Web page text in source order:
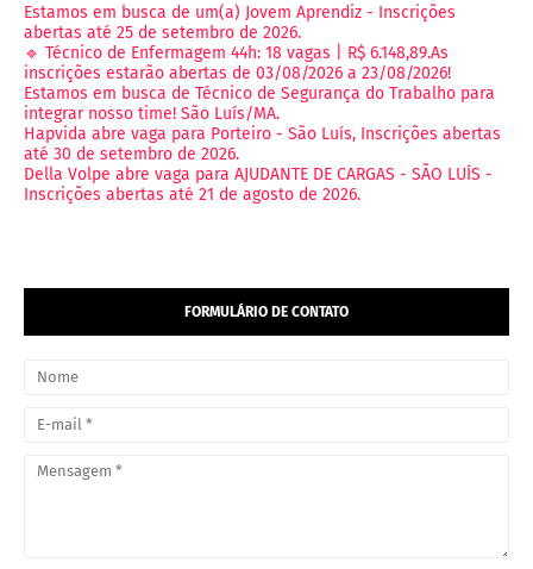
Estamos em busca de um(a) Jovem Aprendiz - Inscrições
abertas até 25 de setembro de 2026.
🔹 Técnico de Enfermagem 44h: 18 vagas | R$ 6.148,89.As
inscrições estarão abertas de 03/08/2026 a 23/08/2026!
Estamos em busca de Técnico de Segurança do Trabalho para
integrar nosso time! São Luís/MA.
Hapvida abre vaga para Porteiro - São Luís, Inscrições abertas
até 30 de setembro de 2026.
Della Volpe abre vaga para AJUDANTE DE CARGAS - SÃO LUÍS -
Inscrições abertas até 21 de agosto de 2026.
FORMULÁRIO DE CONTATO